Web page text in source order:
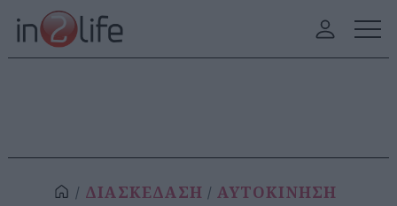
ΔΙΑΣΚΕΔΑΣΗ ΑΥΤΟΚΙΝΗΣΗ